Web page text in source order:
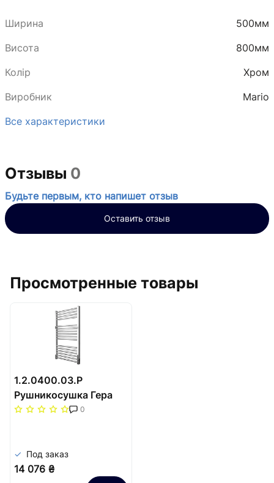
Ширина
500мм
Висота
800мм
Колір
Хром
Виробник
Mario
Все характеристики
Отзывы 0
Будьте первым, кто напишет отзыв
Оставить отзыв
Просмотренные товары
1.2.0400.03.P
Рушникосушка Гера
800х500/4700
Под заказ
14 076 ₴